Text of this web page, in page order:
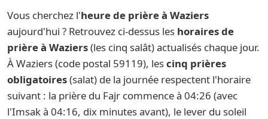
Vous cherchez l'heure de prière à Waziers
aujourd'hui ? Retrouvez ci-dessus les horaires de
prière à Waziers(les cinq salât) actualisés chaque jour.
À Waziers (code postal 59119), lescinq prières
obligatoires(salat) de la journée respectent l'horaire
suivant : la prière du Fajr commence à 04:26 (avec
l'Imsak à 04:16, dix minutes avant), le lever du soleil